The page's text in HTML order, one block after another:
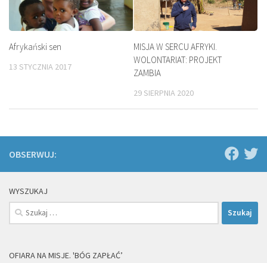
Afrykański sen
13 STYCZNIA 2017
MISJA W SERCU AFRYKI.
WOLONTARIAT: PROJEKT
ZAMBIA
29 SIERPNIA 2020
OBSERWUJ:
WYSZUKAJ
Szukaj:
OFIARA NA MISJE. 'BÓG ZAPŁAĆ’